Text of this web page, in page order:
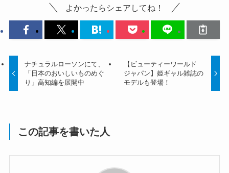
よかったらシェアしてね！
ナチュラルローソンにて、
「日本のおいしいものめぐ
り」高知編を展開中
【ビューティーワールド
ジャパン】姫ギャル雑誌の
モデルも登場！
この記事を書いた人